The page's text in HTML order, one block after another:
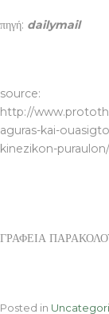
πηγή: dailymail
source:
http://
aguras-kai-
kinezikon-puraulon/
ΓΡΑΦΕΙΑ
Posted in